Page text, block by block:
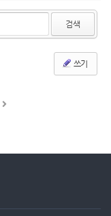
검색
쓰기